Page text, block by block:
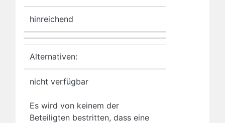
hinreichend
Alternativen:
nicht verfügbar
Es wird von keinem der
Beteiligten bestritten, dass eine